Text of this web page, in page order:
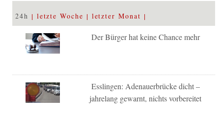
24h letzte Woche letzter Monat
Der Bürger hat keine Chance mehr
Esslingen: Adenauerbrücke dicht –
jahrelang gewarnt, nichts vorbereitet